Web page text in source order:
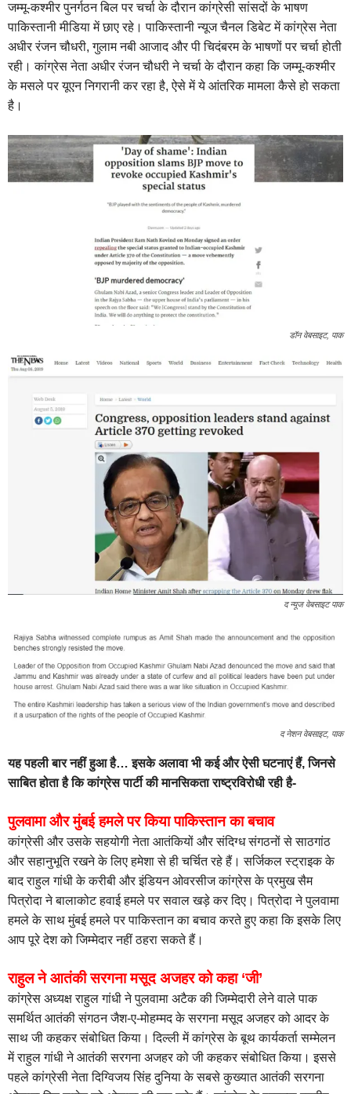
जम्मू-कश्मीर पुनर्गठन बिल पर चर्चा के दौरान कांग्रेसी सांसदों के भाषण
पाकिस्तानी मीडिया में छाए रहे। पाकिस्तानी न्यूज चैनल डिबेट में कांग्रेस नेता
अधीर रंजन चौधरी, गुलाम नबी आजाद और पी चिदंबरम के भाषणों पर चर्चा होती
रही। कांग्रेस नेता अधीर रंजन चौधरी ने चर्चा के दौरान कहा कि जम्मू-कश्मीर
के मसले पर यूएन निगरानी कर रहा है, ऐसे में ये आंतरिक मामला कैसे हो सकता
है।
डॉन वेबसाइट, पाक
द न्यूज वेबसाइट पाक
द नेशन वेबसाइट, पाक
यह पहली बार नहीं हुआ है… इसके अलावा भी कई और ऐसी घटनाएं हैं, जिनसे
साबित होता है कि कांग्रेस पार्टी की मानसिकता राष्ट्रविरोधी रही है-
पुलवामा और मुंबई हमले पर किया पाकिस्तान का बचाव
कांग्रेसी और उसके सहयोगी नेता आतंकियों और संदिग्ध संगठनों से साठगांठ
और सहानुभूति रखने के लिए हमेशा से ही चर्चित रहे हैं। सर्जिकल स्ट्राइक के
बाद राहुल गांधी के करीबी और इंडियन ओवरसीज कांग्रेस के प्रमुख सैम
पित्रोदा ने बालाकोट हवाई हमले पर सवाल खड़े कर दिए। पित्रोदा ने पुलवामा
हमले के साथ मुंबई हमले पर पाकिस्तान का बचाव करते हुए कहा कि इसके लिए
आप पूरे देश को जिम्मेदार नहीं ठहरा सकते हैं।
राहुल ने आतंकी सरगना मसूद अजहर को कहा ‘जी’
कांग्रेस अध्यक्ष राहुल गांधी ने पुलवामा अटैक की जिम्मेदारी लेने वाले पाक
समर्थित आतंकी संगठन जैश-ए-मोहम्मद के सरगना मसूद अजहर को आदर के
साथ जी कहकर संबोधित किया। दिल्ली में कांग्रेस के बूथ कार्यकर्ता सम्मेलन
में राहुल गांधी ने आतंकी सरगना अजहर को जी कहकर संबोधित किया। इससे
पहले कांग्रेसी नेता दिग्विजय सिंह दुनिया के सबसे कुख्यात आतंकी सरगना